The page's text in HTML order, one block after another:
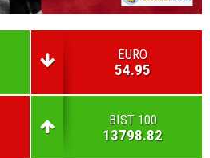
EURO
54.95
BIST 100
13798.82